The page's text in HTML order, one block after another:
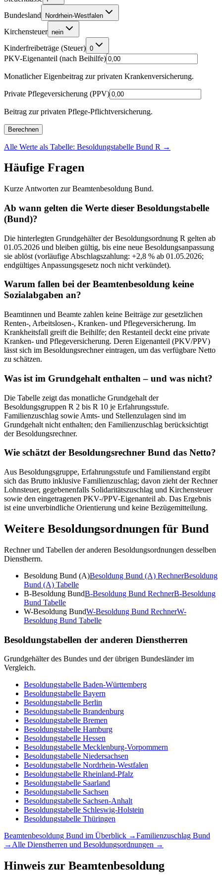
Bundesland Nordrhein-Westfalen
Kirchensteuer nein
Kinderfreibeträge (Steuer) 0
PKV-Eigenanteil (nach Beihilfe)
Monatlicher Eigenbeitrag zur privaten Krankenversicherung.
Private Pflegeversicherung (PPV)
Beitrag zur privaten Pflege-Pflichtversicherung.
Berechnen
Alle Werte als Tabelle: Besoldungstabelle Bund R →
Häufige Fragen
Kurze Antworten zur Beamtenbesoldung Bund.
Ab wann gelten die Werte dieser Besoldungstabelle
(Bund)?
Die hinterlegten Grundgehälter der Besoldungsordnung R gelten ab
01.05.2026 und bleiben gültig, bis eine neue Besoldungsanpassung
sie ablöst (vorläufige Abschlagszahlung: +2,8 % ab 01.05.2026;
endgültiges Anpassungsgesetz noch nicht verkündet).
Warum fallen bei der Beamtenbesoldung keine
Sozialabgaben an?
Beamtinnen und Beamte zahlen keine Beiträge zur gesetzlichen
Renten-, Arbeitslosen-, Kranken- und Pflegeversicherung. Im
Krankheitsfall greift die Beihilfe; den Restanteil deckt eine private
Kranken- und Pflegeversicherung. Deren Eigenanteil (PKV/PPV)
lässt sich im Besoldungsrechner eintragen, um das verfügbare Netto
zu schätzen.
Was ist im Grundgehalt enthalten – und was nicht?
Die Tabelle zeigt das monatliche Grundgehalt der
Besoldungsgruppen R 2 bis R 10 je Erfahrungsstufe.
Familienzuschlag sowie Amts- und Stellenzulagen sind im
Grundgehalt nicht enthalten; den Familienzuschlag berücksichtigt
der Besoldungsrechner.
Wie schätzt der Besoldungsrechner Bund das Netto?
Aus Besoldungsgruppe, Erfahrungsstufe und Familienstand ergibt
sich das Brutto inklusive Familienzuschlag; davon zieht der Rechner
Lohnsteuer, gegebenenfalls Solidaritätszuschlag und Kirchensteuer
sowie den eingetragenen PKV-/PPV-Eigenanteil ab. Das Ergebnis
ist eine unverbindliche Orientierung und keine Bezügemitteilung.
Weitere Besoldungsordnungen für Bund
Rechner und Tabellen der anderen Besoldungsordnungen desselben
Dienstherrn.
Besoldung Bund (A)Besoldung Bund (A) RechnerBesoldung
Bund (A) Tabelle
B-Besoldung BundB-Besoldung Bund RechnerB-Besoldung
Bund Tabelle
W-Besoldung BundW-Besoldung Bund RechnerW-
Besoldung Bund Tabelle
Besoldungstabellen der anderen Dienstherren
Grundgehälter des Bundes und der übrigen Bundesländer im
Vergleich.
Besoldungstabelle Baden-Württemberg
Besoldungstabelle Bayern
Besoldungstabelle Berlin
Besoldungstabelle Brandenburg
Besoldungstabelle Bremen
Besoldungstabelle Hamburg
Besoldungstabelle Hessen
Besoldungstabelle Mecklenburg-Vorpommern
Besoldungstabelle Niedersachsen
Besoldungstabelle Nordrhein-Westfalen
Besoldungstabelle Rheinland-Pfalz
Besoldungstabelle Saarland
Besoldungstabelle Sachsen
Besoldungstabelle Sachsen-Anhalt
Besoldungstabelle Schleswig-Holstein
Besoldungstabelle Thüringen
Beamtenbesoldung Bund im Überblick →Familienzuschlag Bund
→ Alle Dienstherren und Besoldungsordnungen →
Hinweis zur Beamtenbesoldung